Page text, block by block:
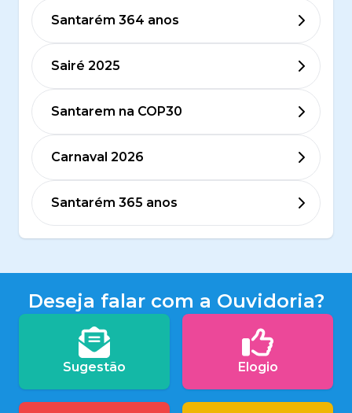
Santarém 364 anos
Sairé 2025
Santarem na COP30
Carnaval 2026
Santarém 365 anos
Deseja falar com a Ouvidoria?
Sugestão Elogio